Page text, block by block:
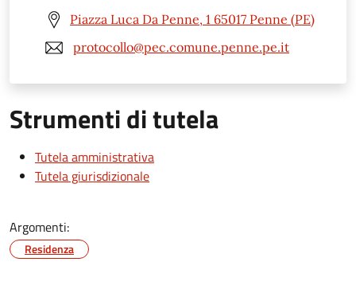
Piazza Luca Da Penne, 1 65017 Penne (PE)
protocollo@pec.comune.penne.pe.it
Strumenti di tutela
Tutela amministrativa
Tutela giurisdizionale
Argomenti:
Residenza